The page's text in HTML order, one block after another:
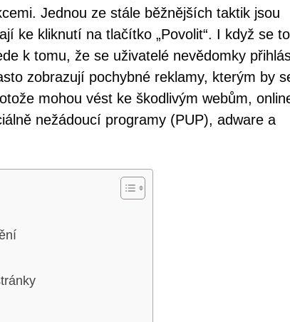
Jednou ze stále běžnějších taktik jsou
ke kliknutí na tlačítko „Povolit“. I když se to
k tomu, že se uživatelé nevědomky
zobrazují pochybné reklamy, kterým by
mohou vést ke škodlivým webům,
nežádoucí programy (PUP), adware a